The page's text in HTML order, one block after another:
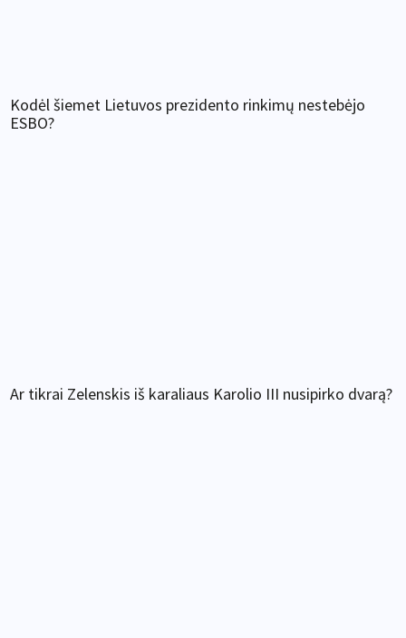
Kodėl šiemet Lietuvos prezidento rinkimų nestebėjo
ESBO?
Ar tikrai Zelenskis iš karaliaus Karolio III nusipirko dvarą?